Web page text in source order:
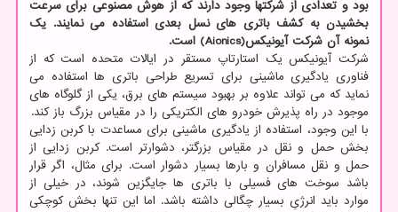
بود و تعدادی از شرکتها وجود دارند که از هوش مصنوعی برای سرعت
بخشیدن به کشف باتری های نسل بعدی استفاده می نمایند. یک
نمونه آن شرکت آیونیکس(Aionics) است.
شرکت آیونیکس یک استارتاپ مستقر در ایالات متحده است که از
فناوری یادگیری ماشینی برای تسریع طراحی باتری ها استفاده می
نماید که می تواند علاوه بر بهبود سیستم های برق، یکی از گلوگاه های
موجود در راه پذیرش خودرو های الکتریکی را در مقیاس بزرگ باز کند.
با این وجود، استفاده از یادگیری ماشینی برای مساعدت با کربن زدایی
بخش حمل و نقل در مقیاس بزرگتر، دشوارتر است. کربن زدایی از
حمل و نقل مسافران و بارها بسیار دشوار است. برای مثال، اگر قرار
باشد سوخت های فسیلی با باتری ها جایگزین شوند، در خیلی از
موارد باید انرژیِ بسیار چگالی داشته باشد. اما این تنها بخش کوچکی